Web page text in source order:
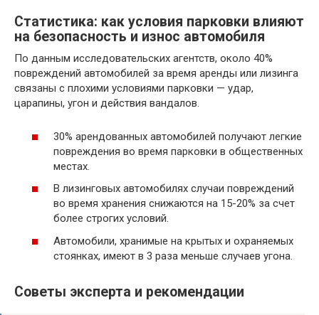
Статистика: как условия парковки влияют
на безопасность и износ автомобиля
По данным исследовательских агентств, около 40%
повреждений автомобилей за время аренды или лизинга
связаны с плохими условиями парковки — удар,
царапины, угон и действия вандалов.
30% арендованных автомобилей получают легкие
повреждения во время парковки в общественных
местах.
В лизинговых автомобилях случаи повреждений
во время хранения снижаются на 15-20% за счет
более строгих условий.
Автомобили, хранимые на крытых и охраняемых
стоянках, имеют в 3 раза меньше случаев угона.
Советы эксперта и рекомендации